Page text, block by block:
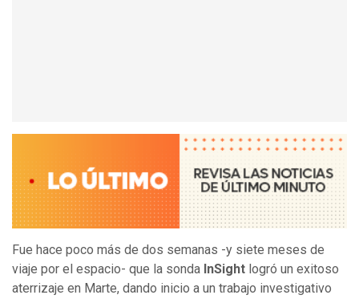
Fue hace poco más de dos semanas -y siete meses de
viaje por el espacio- que la sonda InSight logró un exitoso
aterrizaje en Marte, dando inicio a un trabajo investigativo